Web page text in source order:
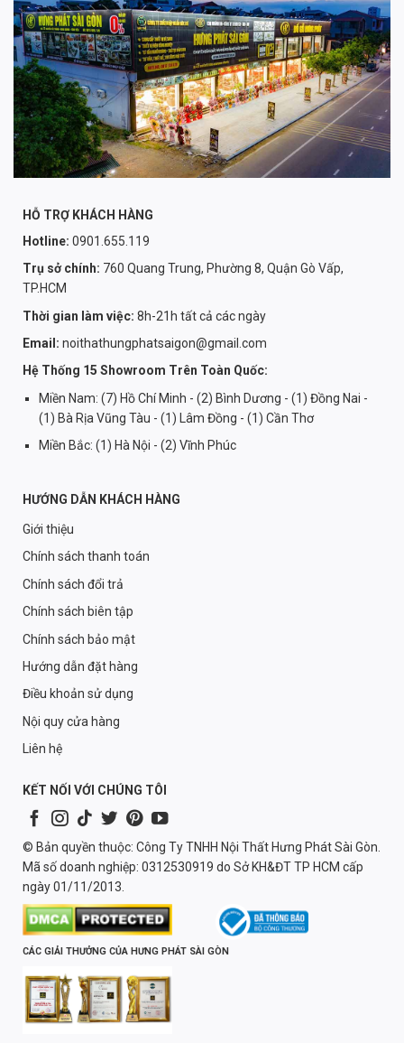
HỖ TRỢ KHÁCH HÀNG
Hotline: 0901.655.119
Trụ sở chính: 760 Quang Trung, Phường 8, Quận Gò Vấp,
TP.HCM
Thời gian làm việc: 8h-21h tất cả các ngày
Email: noithathungphatsaigon@gmail.com
Hệ Thống 15 Showroom Trên Toàn Quốc:
Miền Nam: (7) Hồ Chí Minh - (2) Bình Dương - (1) Đồng Nai -
(1) Bà Rịa Vũng Tàu - (1) Lâm Đồng - (1) Cần Thơ
Miền Bắc: (1) Hà Nội - (2) Vĩnh Phúc
HƯỚNG DẪN KHÁCH HÀNG
Giới thiệu
Chính sách thanh toán
Chính sách đổi trả
Chính sách biên tập
Chính sách bảo mật
Hướng dẫn đặt hàng
Điều khoản sử dụng
Nội quy cửa hàng
Liên hệ
KẾT NỐI VỚI CHÚNG TÔI
© Bản quyền thuộc: Công Ty TNHH Nội Thất Hưng Phát Sài Gòn.
Mã số doanh nghiệp: 0312530919 do Sở KH&ĐT TP HCM cấp
ngày 01/11/2013.
CÁC GIẢI THƯỞNG CỦA HƯNG PHÁT SÀI GÒN